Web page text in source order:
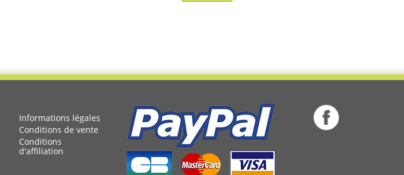
Informations légales
Conditions de vente
Conditions
d'affiliation